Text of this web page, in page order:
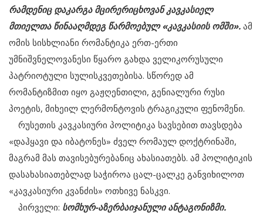
რამდენიც დაკარგა მცირერიცხოვან კავკასიელ
მთიელთა წინააღმდეგ წარმოებულ «კავკასიის ომში». ამ
ომის სისხლიანი რომანტიკა ერთ-ერთი
უმნიშვნელოვანესი წყარო გახდა ველიკორუსული
პატრიოტული სულისკვეთებისა. სწორედ ამ
რომანტიზმით იყო გაჟღენთილი, გენიალური რუსი
პოეტის, მიხეილ ლერმონტოვის ტრაგიკული ფენომენი.
რუსეთის კავკასიური პოლიტიკა სავსებით თავსდება
«დაჰყავი და იბატონეს» ძველ რომაულ დოქტრინაში,
მაგრამ მას თავისებურებანიც ახასიათებს. ამ პოლიტიკის
დასახასიათებლად საჭიროა ცალ-ცალკე განვიხილოთ
«კავკასიური კვანძის» ოთხივე ნასკვი.
პირველი: სომხურ-აზერბაიჯანული ანტაგონიზმი.